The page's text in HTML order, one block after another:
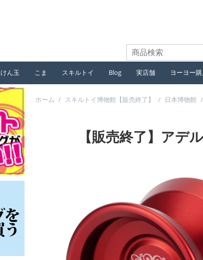
けん玉 こま スキルトイ Blog 実店舗 ヨーヨー
ホーム / スキルトイ博物館【販売終了】 / 日本博物館 /
【販売終了】アデ